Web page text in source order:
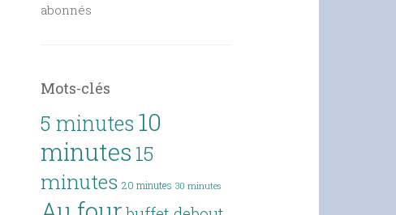
abonnés
Mots-clés
5 minutes 10
minutes15
minutes 20 minutes 30 minutes